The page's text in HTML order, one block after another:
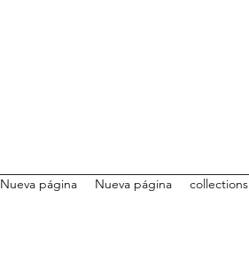
Nueva página Nueva página collections